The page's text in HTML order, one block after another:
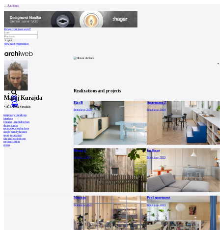
Archiweb
Forgot your password?
New user registration
News
Architects
Buildings
Catalogue
Job find160
cz
0
Matej Kurajda
*11. 8. 1992, Slovakia
temporary buildings
interiors
libraries, mediatheques
shops, stores
restaurants, cofee bars
single-family houses
sport, recreation
fair and exhibitions
reconstruction
green
Realizations and projects
Flat B
Bratislava, 2024
Apartment Z
Bratislava, 2024
House S
Stupava, 2023
Guthaus
Bratislava, 2023
Mimóza
Bratislava, 2023
Pool apartment
Bratislava, 2023